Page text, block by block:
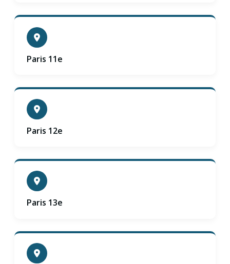
Paris 11e
Paris 12e
Paris 13e